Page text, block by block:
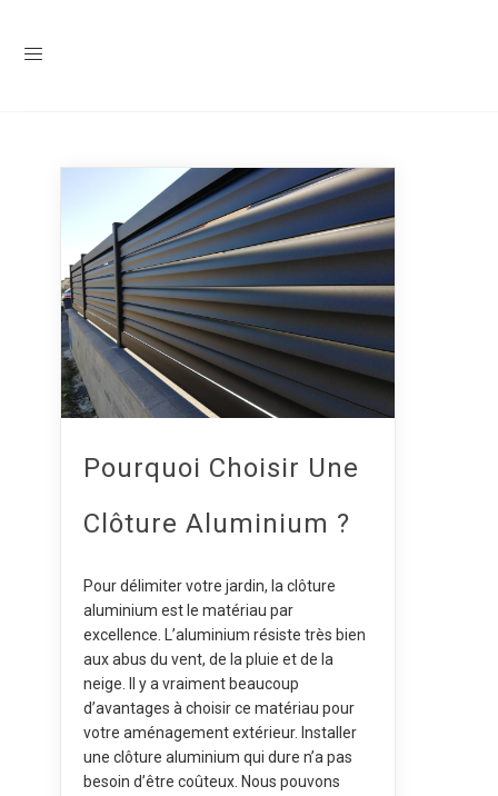
Pourquoi Choisir Une
Clôture Aluminium ?
Pour délimiter votre jardin, la clôture
aluminium est le matériau par
excellence. L’aluminium résiste très bien
aux abus du vent, de la pluie et de la
neige. Il y a vraiment beaucoup
d’avantages à choisir ce matériau pour
votre aménagement extérieur. Installer
une clôture aluminium qui dure n’a pas
besoin d’être coûteux. Nous pouvons